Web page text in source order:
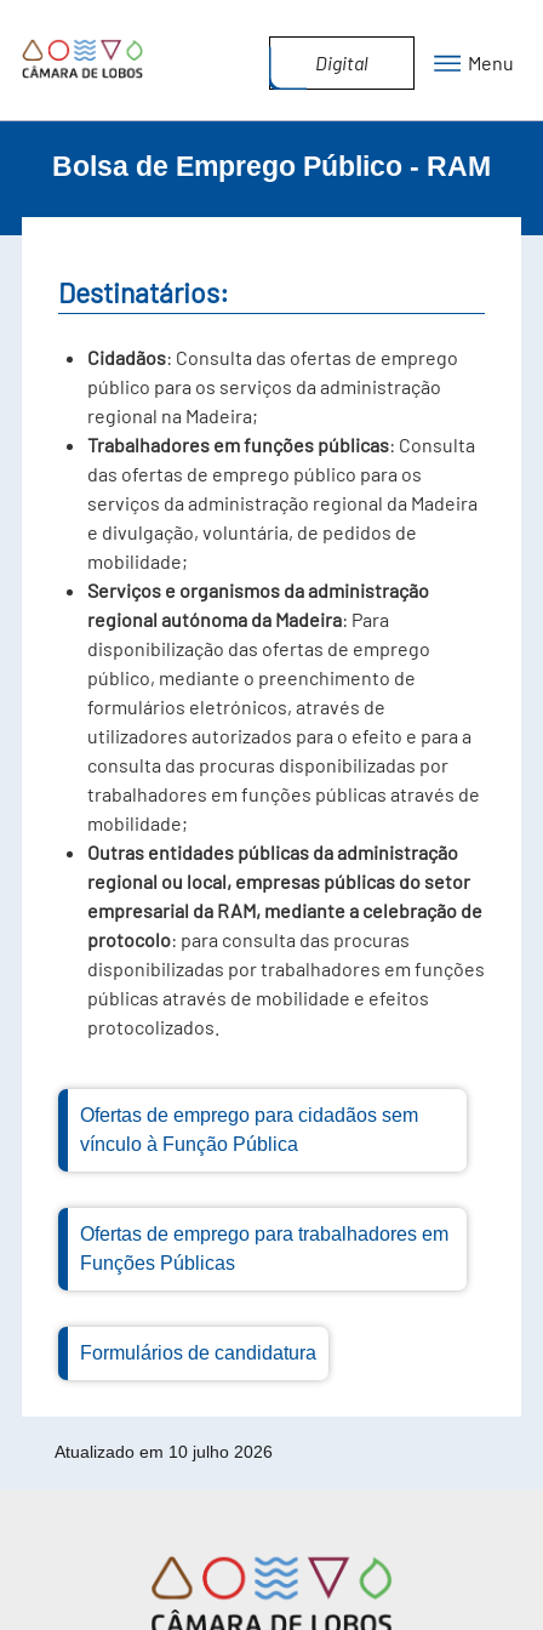
Digital Menu
Bolsa de Emprego Público - RAM
Detalhes
Atualizado em 10 julho 2026
Destinatários:
Cidadãos: Consulta das ofertas de emprego
público para os serviços da administração
regional na Madeira;
Trabalhadores em funções públicas: Consulta
das ofertas de emprego público para os
serviços da administração regional da Madeira
e divulgação, voluntária, de pedidos de
mobilidade;
Serviços e organismos da administração
regional autónoma da Madeira: Para
disponibilização das ofertas de emprego
público, mediante o preenchimento de
formulários eletrónicos, através de
utilizadores autorizados para o efeito e para a
consulta das procuras disponibilizadas por
trabalhadores em funções públicas através de
mobilidade;
Outras entidades públicas da administração
regional ou local, empresas públicas do setor
empresarial da RAM, mediante a celebração de
protocolo: para consulta das procuras
disponibilizadas por trabalhadores em funções
públicas através de mobilidade e efeitos
protocolizados.
Ofertas de emprego para cidadãos sem
vínculo à Função Pública
Ofertas de emprego para trabalhadores em
Funções Públicas
Formulários de candidatura